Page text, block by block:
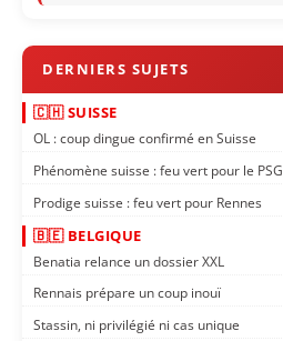
🇨🇭 SUISSE
OL : coup dingue confirmé en Suisse
Phénomène suisse : feu vert pour le PSG
Prodige suisse : feu vert pour Rennes
🇧🇪 BELGIQUE
Benatia relance un dossier XXL
Rennais prépare un coup inouï
Stassin, ni privilégié ni cas unique